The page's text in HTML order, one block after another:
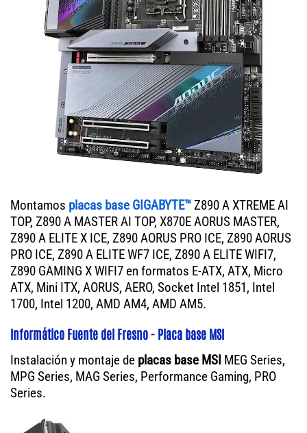
Montamos placas base GIGABYTE™Z890 A XTREME AI
TOP, Z890 A MASTER AI TOP, X870E AORUS MASTER,
Z890 A ELITE X ICE, Z890 AORUS PRO ICE, Z890 AORUS
PRO ICE, Z890 A ELITE WF7 ICE, Z890 A ELITE WIFI7,
Z890 GAMING X WIFI7 en formatos E-ATX, ATX, Micro
ATX, Mini ITX, AORUS, AERO, Socket Intel 1851, Intel
1700, Intel 1200, AMD AM4, AMD AM5.
Informático Fuente del Fresno - Placa base MSI
Instalación y montaje de placas base MSI MEG Series,
MPG Series, MAG Series, Performance Gaming, PRO
Series.